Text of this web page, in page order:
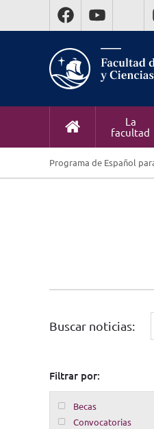
La
facultad
Programa de Español
Buscar noticias:
Filtrar por:
Becas
Convocatorias